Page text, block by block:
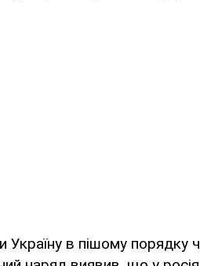
Україну в пішому порядку